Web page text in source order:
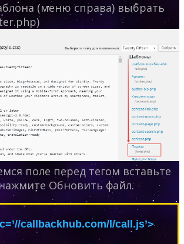
(меню справа) выбрать
поле перед тегом вставьте
Обновить файл.
callbackhub.com/l/call.js’>